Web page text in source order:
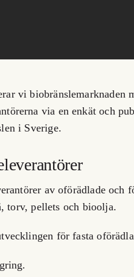
vi biobränslemarknaden
via en enkät och
i Sverige.
av oförädlade och
torv, pellets och bioolja.
för fasta